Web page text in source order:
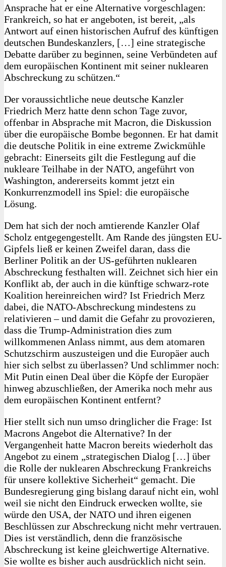
Ansprache hat er eine Alternative vorgeschlagen:
Frankreich, so hat er angeboten, ist bereit, „als
Antwort auf einen historischen Aufruf des künftigen
deutschen Bundeskanzlers, […] eine strategische
Debatte darüber zu beginnen, seine Verbündeten auf
dem europäischen Kontinent mit seiner nuklearen
Abschreckung zu schützen.“
Der voraussichtliche neue deutsche Kanzler
Friedrich Merz hatte denn schon Tage zuvor,
offenbar in Absprache mit Macron, die Diskussion
über die europäische Bombe begonnen. Er hat damit
die deutsche Politik in eine extreme Zwickmühle
gebracht: Einerseits gilt die Festlegung auf die
nukleare Teilhabe in der NATO, angeführt von
Washington, andererseits kommt jetzt ein
Konkurrenzmodell ins Spiel: die europäische
Lösung.
Dem hat sich der noch amtierende Kanzler Olaf
Scholz entgegengestellt. Am Rande des jüngsten EU-
Gipfels ließ er keinen Zweifel daran, dass die
Berliner Politik an der US-geführten nuklearen
Abschreckung festhalten will. Zeichnet sich hier ein
Konflikt ab, der auch in die künftige schwarz-rote
Koalition hereinreichen wird? Ist Friedrich Merz
dabei, die NATO-Abschreckung mindestens zu
relativieren – und damit die Gefahr zu provozieren,
dass die Trump-Administration dies zum
willkommenen Anlass nimmt, aus dem atomaren
Schutzschirm auszusteigen und die Europäer auch
hier sich selbst zu überlassen? Und schlimmer noch:
Mit Putin einen Deal über die Köpfe der Europäer
hinweg abzuschließen, der Amerika noch mehr aus
dem europäischen Kontinent entfernt?
Hier stellt sich nun umso dringlicher die Frage: Ist
Macrons Angebot die Alternative? In der
Vergangenheit hatte Macron bereits wiederholt das
Angebot zu einem „strategi­schen Dialog […] über
die Rolle der nuklearen Abschreckung Frankreichs
für unsere kollektive Sicherheit“ gemacht. Die
Bundesregierung ging bislang darauf nicht ein, wohl
weil sie nicht den Eindruck erwecken wollte, sie
würde den USA, der NATO und ihren eigenen
Beschlüssen zur Abschreckung nicht mehr vertrauen.
Dies ist verständlich, denn die französische
Abschreckung ist keine gleichwertige Alternative.
Sie wollte es bisher auch ausdrücklich nicht sein.